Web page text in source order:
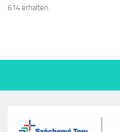
614 erhalten.